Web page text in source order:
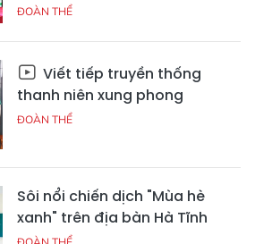
ĐOÀN THỂ
Viết tiếp truyền thống
thanh niên xung phong
ĐOÀN THỂ
Sôi nổi chiến dịch "Mùa hè
xanh" trên địa bàn Hà Tĩnh